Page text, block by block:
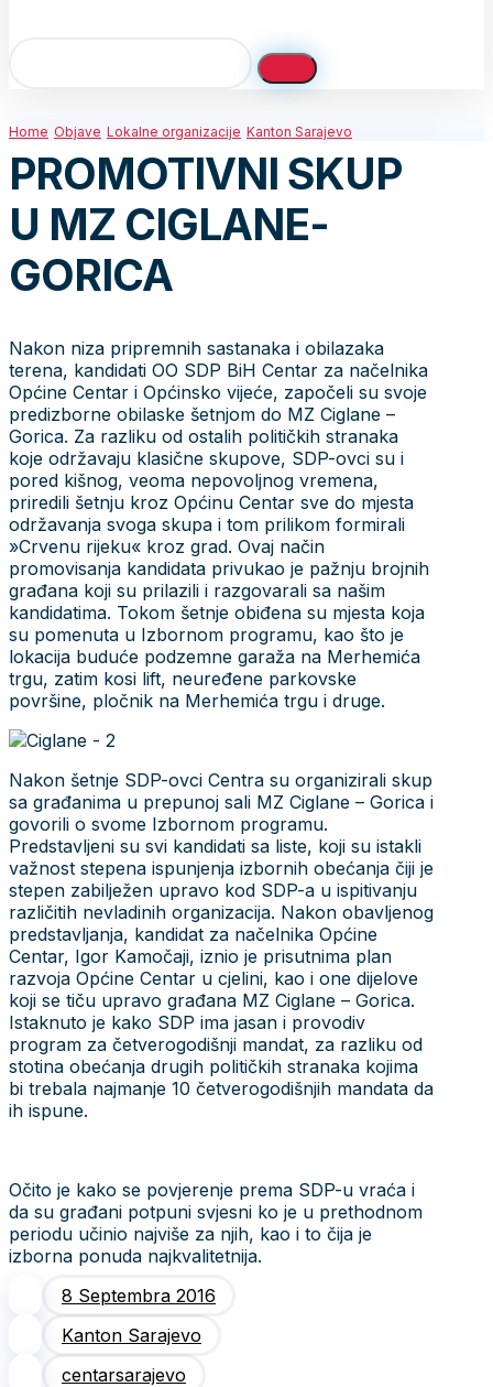
Home Objave Lokalne organizacije Kanton Sarajevo
PROMOTIVNI SKUP
U MZ CIGLANE-
GORICA
Nakon niza pripremnih sastanaka i obilazaka
terena, kandidati OO SDP BiH Centar za načelnika
Općine Centar i Općinsko vijeće, započeli su svoje
predizborne obilaske šetnjom do MZ Ciglane –
Gorica. Za razliku od ostalih političkih stranaka
koje održavaju klasične skupove, SDP-ovci su i
pored kišnog, veoma nepovoljnog vremena,
priredili šetnju kroz Općinu Centar sve do mjesta
održavanja svoga skupa i tom prilikom formirali
»Crvenu rijeku« kroz grad. Ovaj način
promovisanja kandidata privukao je pažnju brojnih
građana koji su prilazili i razgovarali sa našim
kandidatima. Tokom šetnje obiđena su mjesta koja
su pomenuta u Izbornom programu, kao što je
lokacija buduće podzemne garaža na Merhemića
trgu, zatim kosi lift, neuređene parkovske
površine, pločnik na Merhemića trgu i druge.
Nakon šetnje SDP-ovci Centra su organizirali skup
sa građanima u prepunoj sali MZ Ciglane – Gorica i
govorili o svome Izbornom programu.
Predstavljeni su svi kandidati sa liste, koji su istakli
važnost stepena ispunjenja izbornih obećanja čiji je
stepen zabilježen upravo kod SDP-a u ispitivanju
različitih nevladinih organizacija. Nakon obavljenog
predstavljanja, kandidat za načelnika Općine
Centar, Igor Kamočaji, iznio je prisutnima plan
razvoja Općine Centar u cjelini, kao i one dijelove
koji se tiču upravo građana MZ Ciglane – Gorica.
Istaknuto je kako SDP ima jasan i provodiv
program za četverogodišnji mandat, za razliku od
stotina obećanja drugih političkih stranaka kojima
bi trebala najmanje 10 četverogodišnjih mandata da
ih ispune.
Očito je kako se povjerenje prema SDP-u vraća i
da su građani potpuni svjesni ko je u prethodnom
periodu učinio najviše za njih, kao i to čija je
izborna ponuda najkvalitetnija.
8 Septembra 2016
Kanton Sarajevo
centarsarajevo